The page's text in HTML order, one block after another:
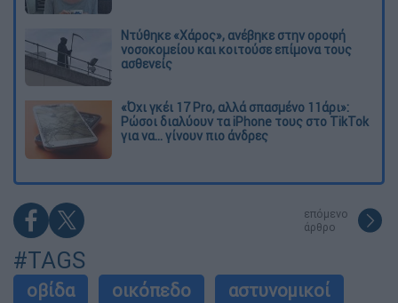
Ντύθηκε «Χάρος», ανέβηκε στην οροφή
νοσοκομείου και κοιτούσε επίμονα τους
ασθενείς
«Όχι γκέι 17 Pro, αλλά σπασμένο 11άρι»:
Ρώσοι διαλύουν τα iPhone τους στο TikTok
για να... γίνουν πιο άνδρες
επόμενο
άρθρο
#TAGS
οβίδα οικόπεδο αστυνομικοί